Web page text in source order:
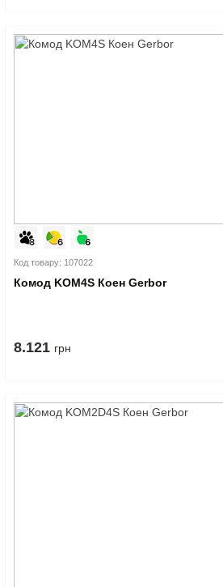
Код товару: 107022
Комод KOM4S Коен Gerbor
8.121 грн